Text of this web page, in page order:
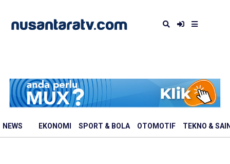
NEWS EKONOMI SPORT & BOLA OTOMOTIF TEKNO &